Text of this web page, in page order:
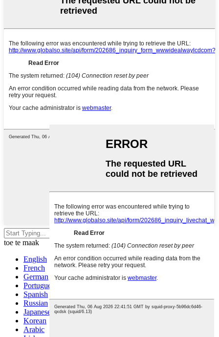
toe te maak
English
French
German
Portuguese
Spanish
Russian
Japanese
Korean
Arabic